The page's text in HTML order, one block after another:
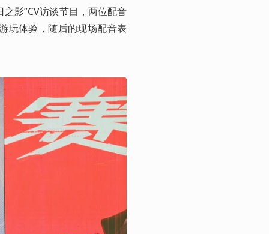
影”CV访谈节目，两位配音
玩体验，随后的现场配音表